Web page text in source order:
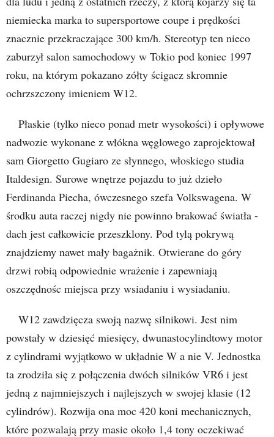
niemiecka marka to supersportowe coupe i prędkości
znacznie przekraczające 300 km/h. Stereotyp ten nieco
zaburzył salon samochodowy w Tokio pod koniec 1997
roku, na którym pokazano zółty ścigacz skromnie
ochrzszczony imieniem W12.
Płaskie (tylko nieco ponad metr wysokości) i opływowe
nadwozie wykonane z włókna węglowego zaprojektował
sam Giorgetto Gugiaro ze słynnego, włoskiego studia
Italdesign. Surowe wnętrze pojazdu to już dzieło
Ferdinanda Piecha, ówczesnego szefa Volkswagena. W
środku auta raczej nigdy nie powinno brakować światła -
dach jest całkowicie przeszklony. Pod tylą pokrywą
znajdziemy nawet mały bagażnik. Otwierane do góry
drzwi robią odpowiednie wrażenie i zapewniają
oszczędnośc miejsca przy wsiadaniu i wysiadaniu.
W12 zawdzięcza swoją nazwę silnikowi. Jest nim
powstały w dziesięć miesięcy, dwunastocylindtowy motor
z cylindrami wyjątkowo w układnie W a nie V. Jednostka
ta zrodziła się z połączenia dwóch silników VR6 i jest
jedną z najmniejszych i najlejszych w swojej klasie (12
cylindrów). Rozwija ona moc 420 koni mechanicznych,
które pozwalają przy masie około 1,4 tony oczekiwać